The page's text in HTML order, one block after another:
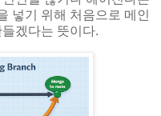
넣기 위해 처음으로 메인
겠다는 뜻이다.